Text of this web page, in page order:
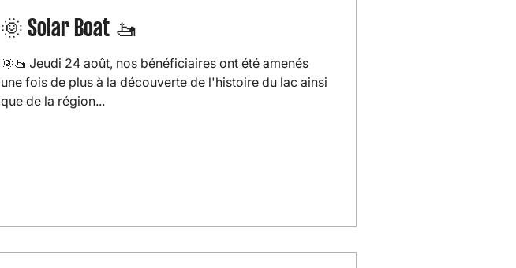
🌞 Solar Boat 🚤
🌞🚤 Jeudi 24 août, nos bénéficiaires ont été amenés
une fois de plus à la découverte de l'histoire du lac ainsi
que de la région...